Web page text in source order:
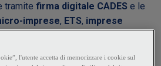
tramite firma digitale CADES e le
imprese, ETS, imprese